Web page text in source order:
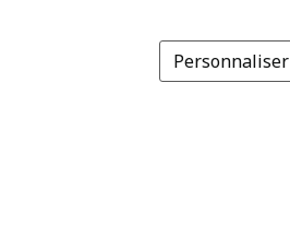
Personnaliser